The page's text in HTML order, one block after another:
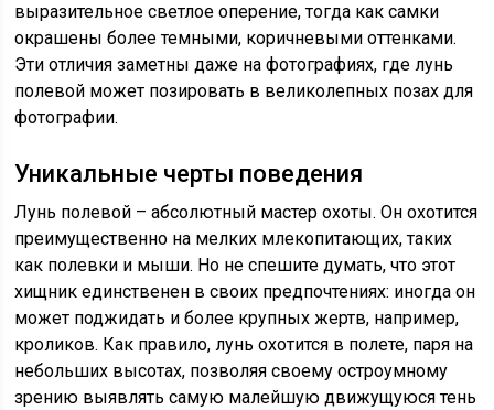
выразительное светлое оперение, тогда как самки
окрашены более темными, коричневыми оттенками.
Эти отличия заметны даже на фотографиях, где лунь
полевой может позировать в великолепных позах для
фотографии.
Уникальные черты поведения
Лунь полевой – абсолютный мастер охоты. Он охотится
преимущественно на мелких млекопитающих, таких
как полевки и мыши. Но не спешите думать, что этот
хищник единственен в своих предпочтениях: иногда он
может поджидать и более крупных жертв, например,
кроликов. Как правило, лунь охотится в полете, паря на
небольших высотах, позволяя своему остроумному
зрению выявлять самую малейшую движущуюся тень